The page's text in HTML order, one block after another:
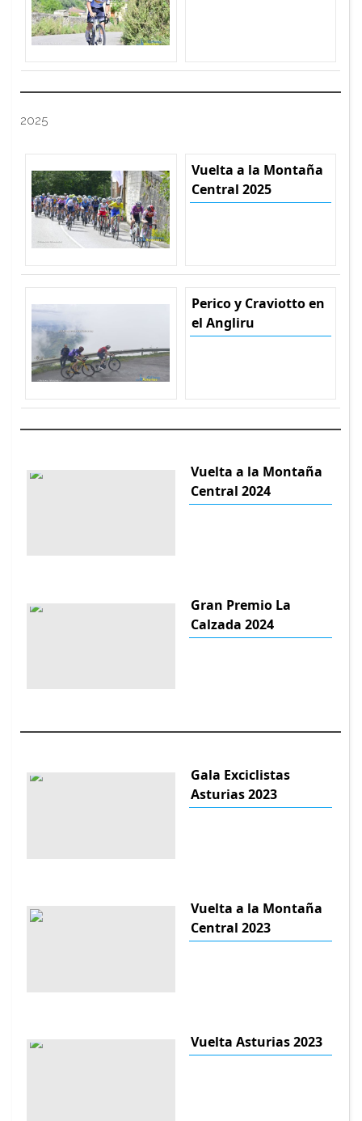
2025
Vuelta a la Montaña
Central 2025
Perico y Craviotto en
el Angliru
Vuelta a la Montaña
Central 2024
Gran Premio La
Calzada 2024
Gala Exciclistas
Asturias 2023
Vuelta a la Montaña
Central 2023
Vuelta Asturias 2023